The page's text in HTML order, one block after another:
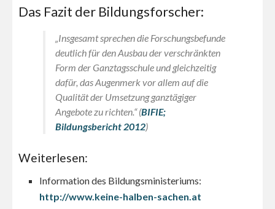
Das Fazit der Bildungsforscher:
„Insgesamt sprechen die Forschungsbefunde
deutlich für den Ausbau der verschränkten
Form der Ganztagsschule und gleichzeitig
dafür, das Augenmerk vor allem auf die
Qualität der Umsetzung ganztägiger
Angebote zu richten.“ (BIFIE;
Bildungsbericht 2012)
Weiterlesen:
Information des Bildungsministeriums:
http://www.keine-halben-sachen.at